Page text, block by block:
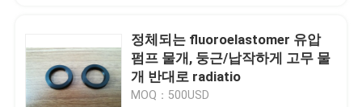
제품
정체되는 fluoroelastomer 유압
펌프 물개, 둥근/납작하게 고무 물
개 반대로 radiatio
MOQ：500USD